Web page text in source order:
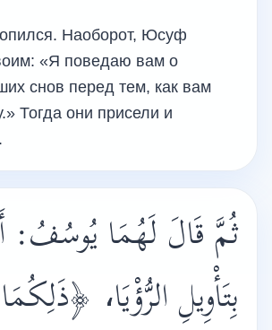
Наоборот, Юсуф
«Я поведаю вам о
снов перед тем, как вам
Тогда они присели и
ثُمَّ قَالَ لَهُمَا يُوسُفُ:
بِتَأْوِيلِ الرُّؤْيَا،